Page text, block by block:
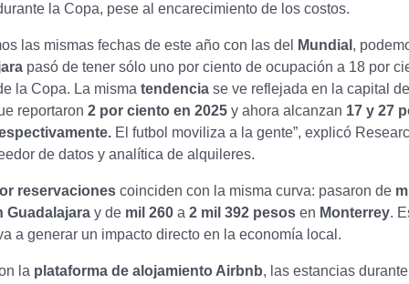
la Copa, pese al encarecimiento de los costos.
las mismas fechas de este año con las del Mundial ,
pasó de tener sólo uno por ciento de ocupación a 18 por
la Copa. La misma tendencia se ve reflejada en la capital
reportaron 2 por ciento en 2025 y ahora alcanzan 17 y 27
El futbol moviliza a la gente”, explicó
de datos y analítica de alquileres.
reservaciones coinciden con la misma curva: pasaron de
Guadalajara y de mil 260 a 2 mil 392 pesos en Monterrey.
a generar un impacto directo en la economía local.
la plataforma de alojamiento Airbnb, las estancias